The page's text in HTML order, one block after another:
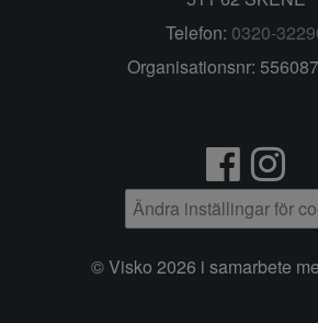
Telefon: 0320-
Organisationsnr:
Ändra inställingar för
© Visko 2026 i samarbete